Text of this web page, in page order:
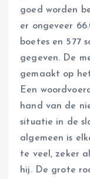
goed worden
er ongeveer
boetes en 577
gegeven. De
gemaakt op
Een
hand van de
situatie in de
algemeen is
te veel, zeker
hij. De grote